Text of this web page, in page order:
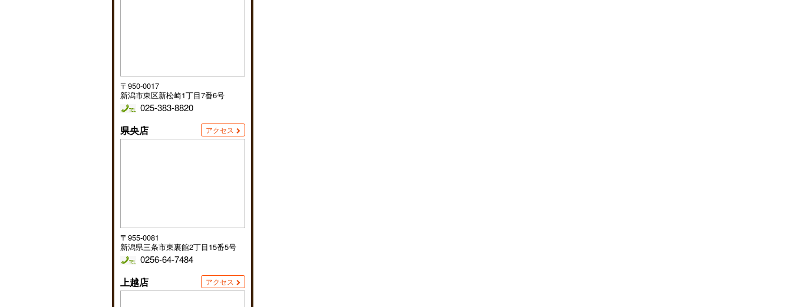
〒950-0017
新潟市東区新松崎1丁目7番6号
025-383-8820
県央店 アクセス
〒955-0081
新潟県三条市東裏館2丁目15番5号
0256-64-7484
上越店 アクセス